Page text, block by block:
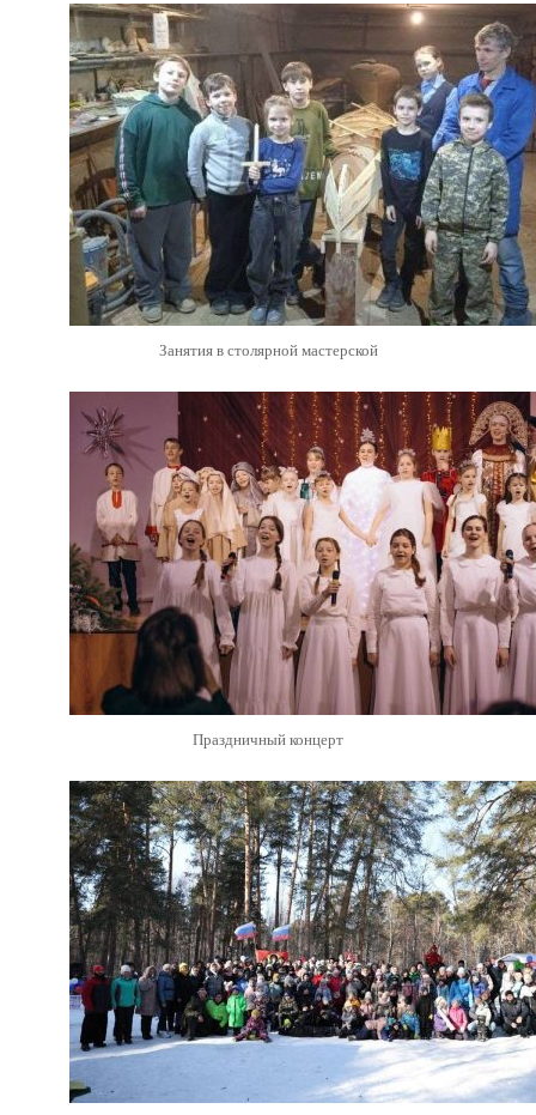
Занятия в столярной мастерской
Праздничный концерт